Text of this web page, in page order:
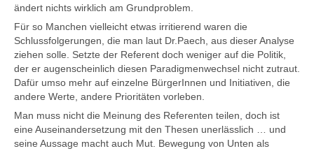
ändert nichts wirklich am Grundproblem.
Für so Manchen vielleicht etwas irritierend waren die
Schlussfolgerungen, die man laut Dr.Paech, aus dieser Analyse
ziehen solle. Setzte der Referent doch weniger auf die Politik,
der er augenscheinlich diesen Paradigmenwechsel nicht zutraut.
Dafür umso mehr auf einzelne BürgerInnen und Initiativen, die
andere Werte, andere Prioritäten vorleben.
Man muss nicht die Meinung des Referenten teilen, doch ist
eine Auseinandersetzung mit den Thesen unerlässlich … und
seine Aussage macht auch Mut. Bewegung von Unten als